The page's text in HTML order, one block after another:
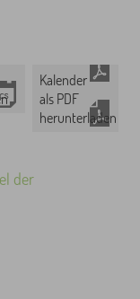
Kalender
als PDF
herunterladen
der